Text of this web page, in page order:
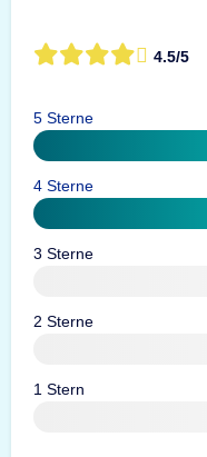
4.5/5
5 Sterne
4 Sterne
3 Sterne
2 Sterne
1 Stern